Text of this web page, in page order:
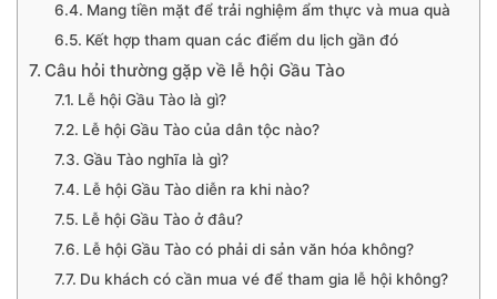
Mang tiền mặt để trải nghiệm ẩm thực và mua quà
Kết hợp tham quan các điểm du lịch gần đó
Câu hỏi thường gặp về lễ hội Gầu Tào
Lễ hội Gầu Tào là gì?
Lễ hội Gầu Tào của dân tộc nào?
Gầu Tào nghĩa là gì?
Lễ hội Gầu Tào diễn ra khi nào?
Lễ hội Gầu Tào ở đâu?
Lễ hội Gầu Tào có phải di sản văn hóa không?
Du khách có cần mua vé để tham gia lễ hội không?